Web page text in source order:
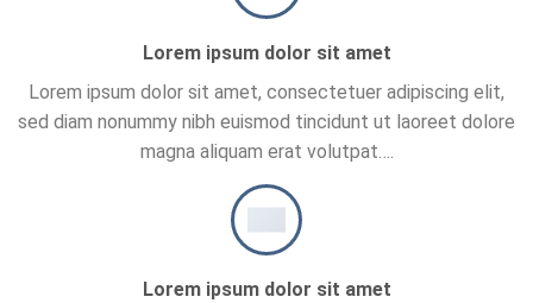
Lorem ipsum dolor sit amet
Lorem ipsum dolor sit amet, consectetuer adipiscing elit,
sed diam nonummy nibh euismod tincidunt ut laoreet dolore
magna aliquam erat volutpat….
Lorem ipsum dolor sit amet